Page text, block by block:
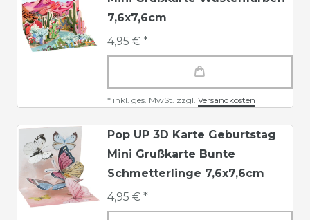
7,6x7,6cm
4,95 € *
* inkl. ges. MwSt. zzgl. Versandkosten
Pop UP 3D Karte Geburtstag
Mini Grußkarte Bunte
Schmetterlinge 7,6x7,6cm
4,95 € *